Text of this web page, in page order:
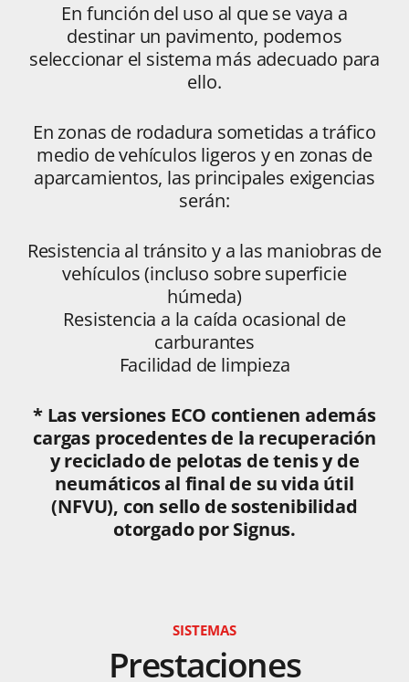
En función del uso al que se vaya a
destinar un pavimento, podemos
seleccionar el sistema más adecuado para
ello.
En zonas de rodadura sometidas a tráfico
medio de vehículos ligeros y en zonas de
aparcamientos, las principales exigencias
serán:
Resistencia al tránsito y a las maniobras de
vehículos (incluso sobre superficie
húmeda)
Resistencia a la caída ocasional de
carburantes
Facilidad de limpieza
* Las versiones ECO contienen además
cargas procedentes de la recuperación
y reciclado de pelotas de tenis y de
neumáticos al final de su vida útil
(NFVU), con sello de sostenibilidad
otorgado por Signus.
SISTEMAS
Prestaciones